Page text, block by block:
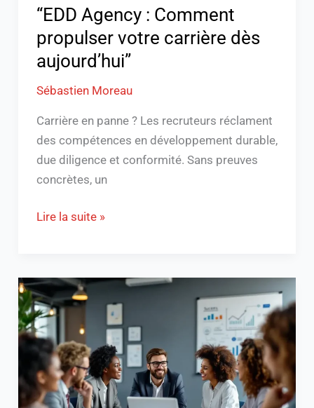
“EDD Agency : Comment
propulser votre carrière dès
aujourd’hui”
Sébastien Moreau
Carrière en panne ? Les recruteurs réclament
des compétences en développement durable,
due diligence et conformité. Sans preuves
concrètes, un
Lire la suite »
Devenir
un
Certified
Association
Executive
:
Boostez